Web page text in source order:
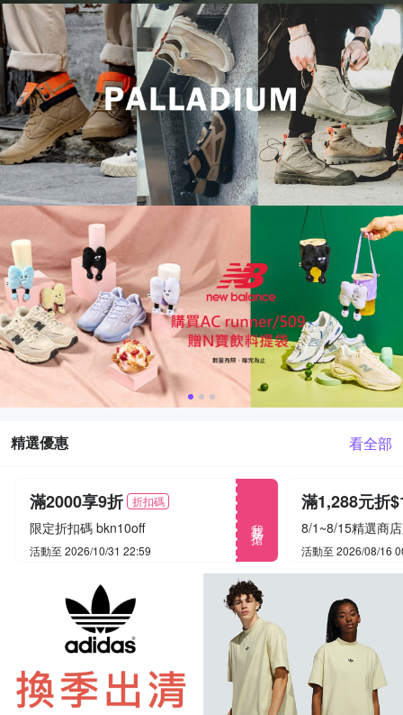
精選優惠 看全部
滿2000享9折 折扣碼
限定折扣碼 bkn10off
活動至 2026/10/31 22:59 活動至 2026/08/16